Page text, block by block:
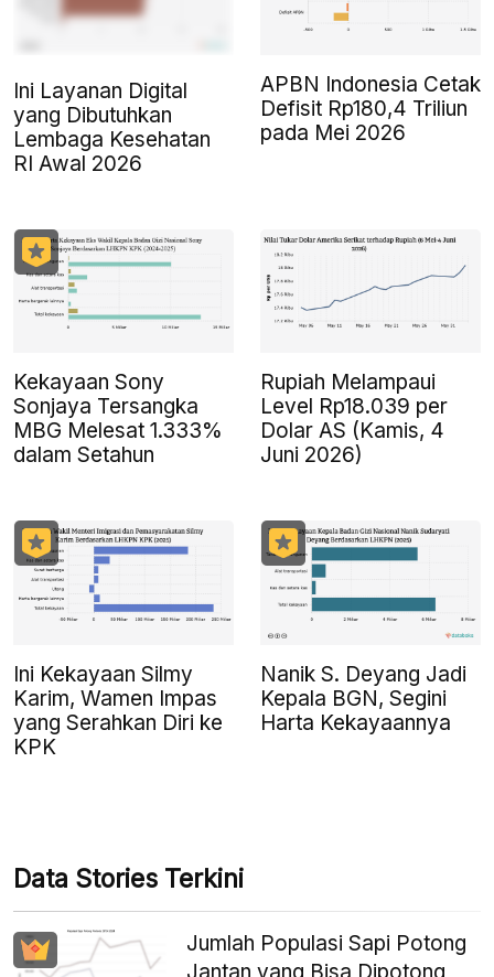
Ini Layanan Digital
yang Dibutuhkan
Lembaga Kesehatan
RI Awal 2026
APBN Indonesia Cetak
Defisit Rp180,4 Triliun
pada Mei 2026
Kekayaan Sony
Sonjaya Tersangka
MBG Melesat 1.333%
dalam Setahun
Rupiah Melampaui
Level Rp18.039 per
Dolar AS (Kamis, 4
Juni 2026)
Ini Kekayaan Silmy
Karim, Wamen Impas
yang Serahkan Diri ke
KPK
Nanik S. Deyang Jadi
Kepala BGN, Segini
Harta Kekayaannya
Data Stories Terkini
Jumlah Populasi Sapi Potong
Jantan yang Bisa Dipotong